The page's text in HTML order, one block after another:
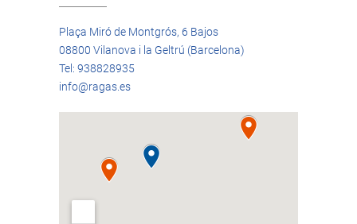
Plaça Miró de Montgrós, 6 Bajos
08800 Vilanova i la Geltrú (Barcelona)
Tel: 938828935
info@ragas.es